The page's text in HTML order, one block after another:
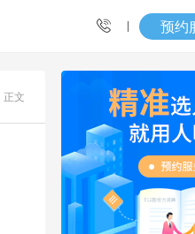
预约
正文